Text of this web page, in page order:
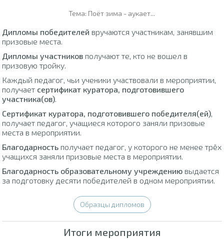
Тема: Поёт зима - аукает...
Дипломы победителей вручаются участникам, занявшим
призовые места.
Дипломы участников получают те, кто не вошел в
призовую тройку.
Каждый педагог, чьи ученики участвовали в мероприятии,
получает сертификат куратора, подготовившего
участника(ов).
Сертификат куратора, подготовившего победителя(ей),
получает педагог, учащиеся которого заняли призовые
места в мероприятии.
Благодарность получает педагог, у которого не менее трёх
учащихся заняли призовые места в мероприятии.
Благодарность образовательному учреждению выдается
за подготовку десяти победителей в одном мероприятии.
Образцы дипломов
Итоги мероприятия